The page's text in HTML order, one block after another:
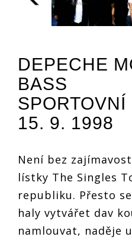
DEPECHE
BASS
15. 9. 1998
Není bez
lístky The Singles
republiku. Přesto
haly vytvářet dav
namlouvat, naděje